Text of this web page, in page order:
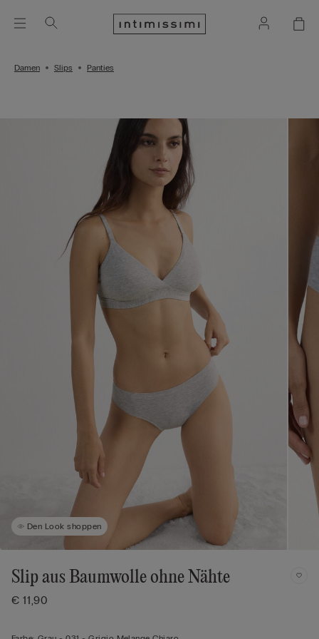
Damen Slips Panties
Den Look shoppen
Slip aus Baumwolle ohne Nähte
€ 11,90